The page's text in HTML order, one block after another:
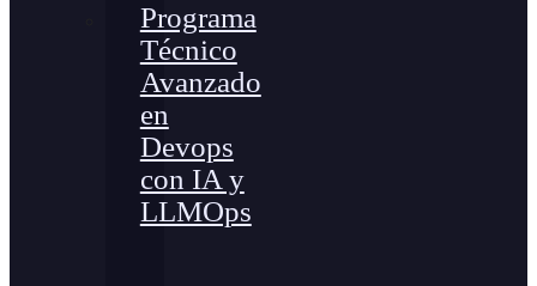
Programa
Técnico
Avanzado
en
Devops
con IA y
LLMOps